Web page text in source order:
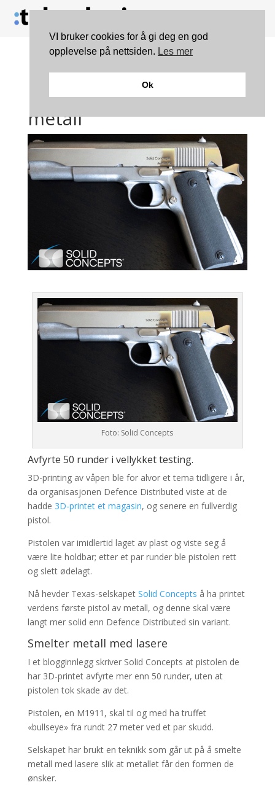
Dette er den første 3D-
printede pistolen av
metall
Foto: Solid Concepts
Avfyrte 50 runder i vellykket testing.
3D-printing av våpen ble for alvor et tema tidligere i år,
da organisasjonen Defence Distributed viste at de
hadde 3D-printet et magasin, og senere en fullverdig
pistol.
Pistolen var imidlertid laget av plast og viste seg å
være lite holdbar; etter et par runder ble pistolen rett
og slett ødelagt.
Nå hevder Texas-selskapet Solid Concepts å ha printet
verdens første pistol av metall, og denne skal være
langt mer solid enn Defence Distributed sin variant.
Smelter metall med lasere
I et blogginnlegg skriver Solid Concepts at pistolen de
har 3D-printet avfyrte mer enn 50 runder, uten at
pistolen tok skade av det.
Pistolen, en M1911, skal til og med ha truffet
«bullseye» fra rundt 27 meter ved et par skudd.
Selskapet har brukt en teknikk som går ut på å smelte
metall med lasere slik at metallet får den formen de
ønsker.
VI bruker cookies for å gi deg en god
opplevelse på nettsiden. Les mer
Ok